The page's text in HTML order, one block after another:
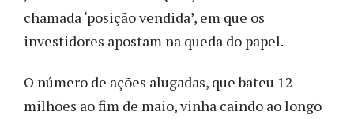
chamada ‘posição vendida’, em que os
investidores apostam na queda do papel.
O número de ações alugadas, que bateu 12
milhões ao fim de maio, vinha caindo ao longo